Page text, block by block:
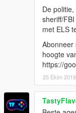
De
sheriff/
met ELS
Abonneer
hoogte
https://
25 Ekim